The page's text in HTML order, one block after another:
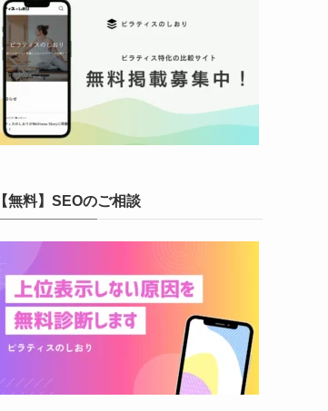
【無料】SEOのご相談